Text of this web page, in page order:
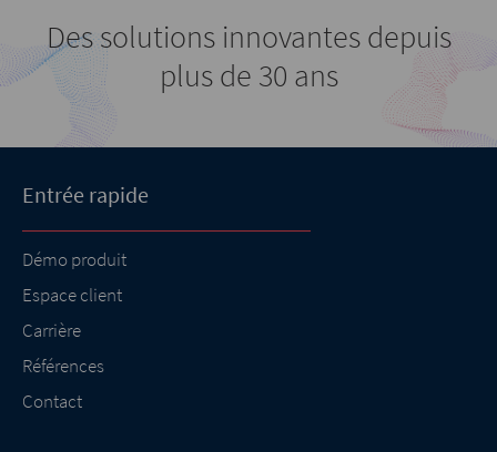
Des solutions innovantes depuis
plus de 30 ans
Entrée rapide
Démo produit
Espace client
Carrière
Références
Contact